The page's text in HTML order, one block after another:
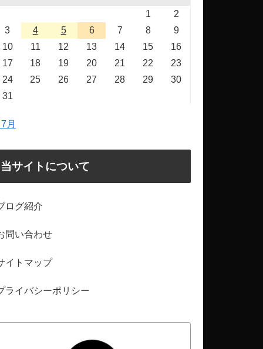
1
2
3
4 5 6 7 8
9
10
11 12 13 14 15
16
17
18 19 20 21 22
23
24
25 26 27 28 29
30
31
月
当サイトについて
ログ紹介
問い合わせ
イトマップ
ライバシーポリシー